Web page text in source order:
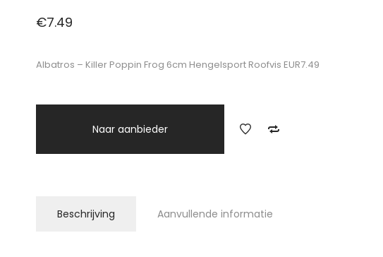
€7.49
Albatros – Killer Poppin Frog 6cm Hengelsport Roofvis EUR7.49
Naar aanbieder
Beschrijving Aanvullende informatie